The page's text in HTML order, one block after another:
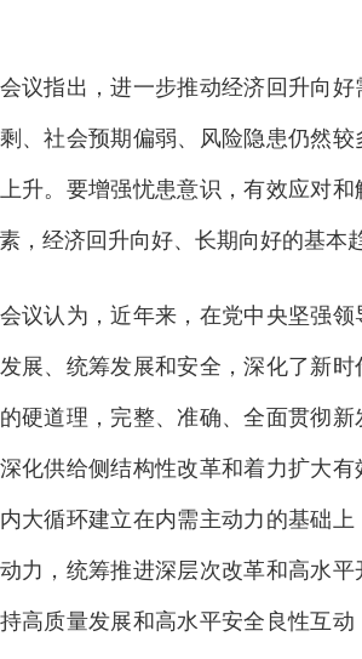
出，进一步推动经济回升向好
、社会预期偏弱、风险隐患仍然
升。要增强忧患意识，有效应对
，经济回升向好、长期向好的基本
为，近年来，在党中央坚强领
展、统筹发展和安全，深化了新
硬道理，完整、准确、全面贯彻
化供给侧结构性改革和着力扩大
大循环建立在内需主动力的基础
力，统筹推进深层次改革和高水
高质量发展和高水平安全良性互